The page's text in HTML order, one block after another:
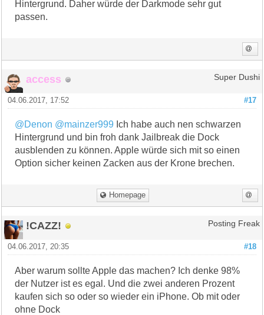
Hintergrund. Daher würde der Darkmode sehr gut
passen.
access Super Dushi
#17
04.06.2017, 17:52
@Denon @mainzer999 Ich habe auch nen schwarzen
Hintergrund und bin froh dank Jailbreak die Dock
ausblenden zu können. Apple würde sich mit so einen
Option sicher keinen Zacken aus der Krone brechen.
Homepage
!CAZZ! Posting Freak
#18
04.06.2017, 20:35
Aber warum sollte Apple das machen? Ich denke 98%
der Nutzer ist es egal. Und die zwei anderen Prozent
kaufen sich so oder so wieder ein iPhone. Ob mit oder
ohne Dock